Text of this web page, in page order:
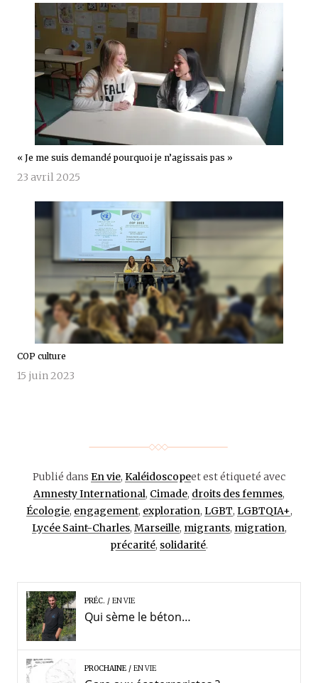
« Je me suis demandé pourquoi je n’agissais pas »
23 avril 2025
COP culture
15 juin 2023
Publié dans En vie, Kaléidoscopeet est étiqueté avec
Amnesty International, Cimade, droits des femmes,
Écologie, engagement, exploration, LGBT, LGBTQIA+,
Lycée Saint-Charles, Marseille, migrants, migration,
précarité, solidarité.
PRÉC. EN VIE
Qui sème le béton…
PROCHAINE EN VIE